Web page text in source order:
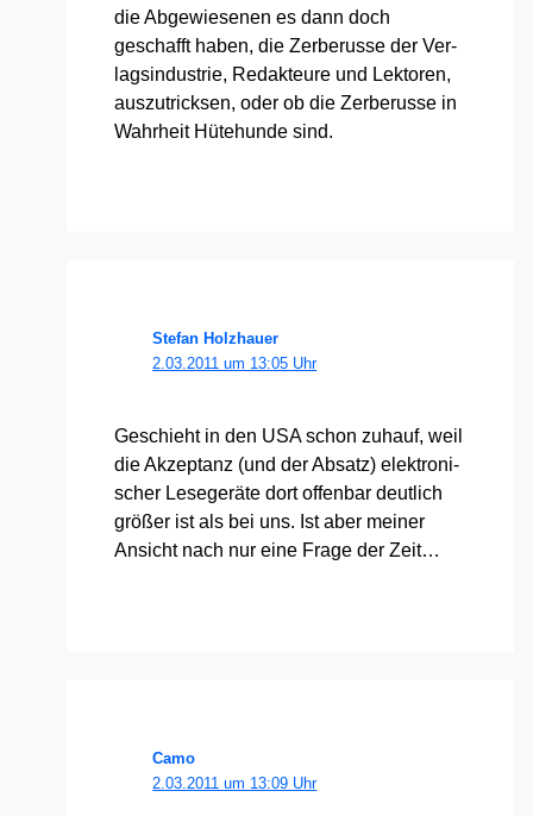
die Abge­wie­se­nen es dann doch
geschafft haben, die Zer­be­rus­se der Ver­
lags­in­dus­trie, Redak­teu­re und Lek­to­ren,
aus­zu­trick­sen, oder ob die Zer­be­rus­se in
Wahr­heit Hüte­hun­de sind.
Stefan Holzhauer
2.03.2011 um 13:05 Uhr
Geschieht in den USA schon zuhauf, weil
die Akzep­tanz (und der Absatz) elek­tro­ni­
scher Lese­ge­rä­te dort offen­bar deut­lich
grö­ßer ist als bei uns. Ist aber mei­ner
Ansicht nach nur eine Fra­ge der Zeit…
Camo
2.03.2011 um 13:09 Uhr